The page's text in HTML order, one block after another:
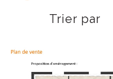
Trier par